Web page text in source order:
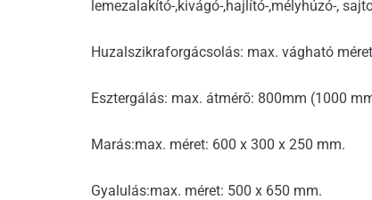
lemezalakító-,kivágó-,hajlító-,mélyhúzó-,
Huzalszikraforgácsolás: max. vágható
Esztergálás: max. átmérő: 800mm (1000
Marás:max. méret: 600 x 300 x 250 mm.
Gyalulás:max. méret: 500 x 650 mm.